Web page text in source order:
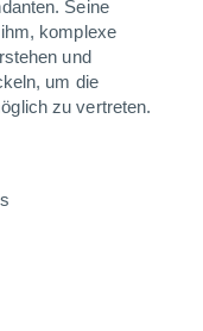
Seine
komplexe
und
um die
zu vertreten.